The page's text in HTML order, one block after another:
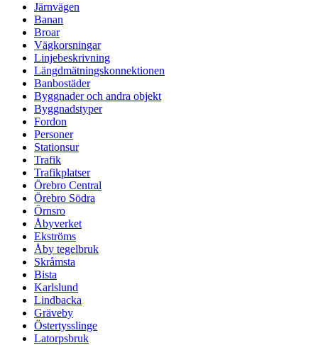
Järnvägen
Banan
Broar
Vägkorsningar
Linjebeskrivning
Längdmätningskonnektionen
Banbostäder
Byggnader och andra objekt
Byggnadstyper
Fordon
Personer
Stationsur
Trafik
Trafikplatser
Örebro Central
Örebro Södra
Örnsro
Åbyverket
Ekströms
Åby tegelbruk
Skråmsta
Bista
Karlslund
Lindbacka
Gräveby
Östertysslinge
Latorpsbruk